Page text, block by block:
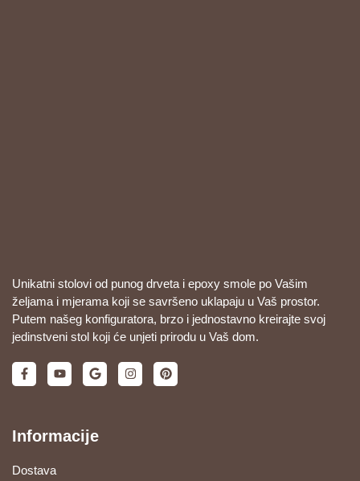
Unikatni stolovi od punog drveta i epoxy smole po Vašim
željama i mjerama koji se savršeno uklapaju u Vaš prostor.
Putem našeg konfiguratora, brzo i jednostavno kreirajte svoj
jedinstveni stol koji će unjeti prirodu u Vaš dom.
Informacije
Dostava